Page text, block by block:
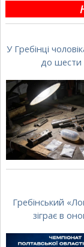
У Гребінці
до шести
Гребінський
зіграє в